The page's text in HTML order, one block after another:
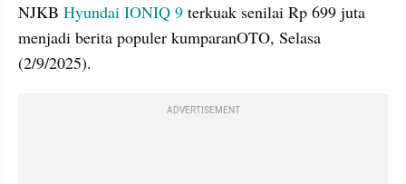
NJKB Hyundai IONIQ 9 terkuak senilai Rp 699 juta
menjadi berita populer kumparanOTO, Selasa
(2/9/2025).
ADVERTISEMENT